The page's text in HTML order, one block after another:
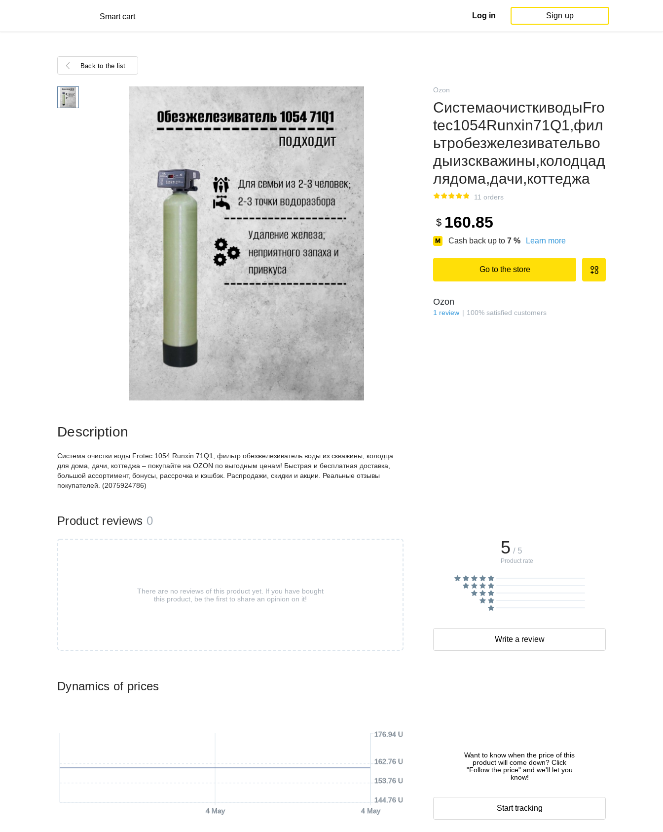
Smart cart Log in Sign up
Back to the list
Ozon
СистемаочисткиводыFro
tec1054Runxin71Q1,фил
ьтробезжелезивательво
дыизскважины,колодцад
лядома,дачи,коттеджа
11 orders
$ 160.85
Cash back up to 7 % Learn more
Go to the store
Ozon
1 review 100% satisfied customers
Dynamics of prices
4 May 4 May
144.76 USD
153.76 USD
162.76 USD
176.94 USD
Want to know when the price of this
product will come down? Click
"Follow the price" and we'll let you
know!
Start tracking
Description
Система очистки воды Frotec 1054 Runxin 71Q1, фильтр обезжелезиватель воды из скважины, колодца
для дома, дачи, коттеджа – покупайте на OZON по выгодным ценам! Быстрая и бесплатная доставка,
большой ассортимент, бонусы, рассрочка и кэшбэк. Распродажи, скидки и акции. Реальные отзывы
покупателей. (2075924786)
Product reviews 0
There are no reviews of this product yet. If you have bought
this product, be the first to share an opinion on it!
5 / 5
Product rate
Write a review